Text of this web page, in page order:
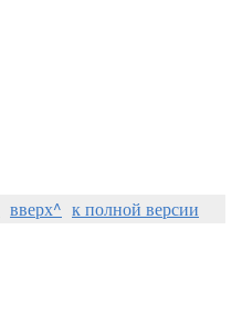
вверх^ к полной версии